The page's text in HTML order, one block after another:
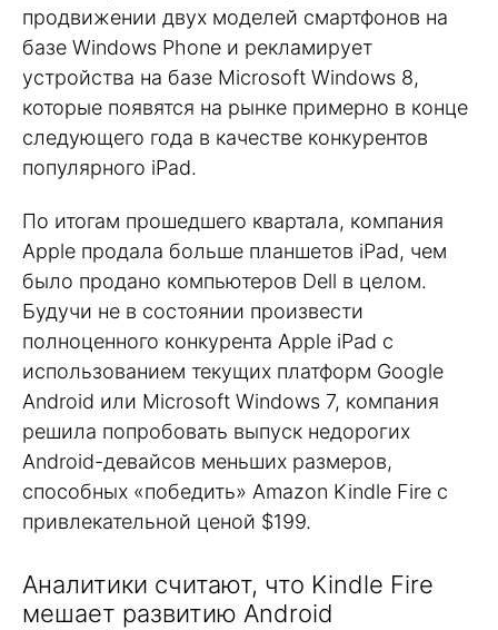
продвижении двух моделей смартфонов на
базе Windows Phone и рекламирует
устройства на базе Microsoft Windows 8,
которые появятся на рынке примерно в конце
следующего года в качестве конкурентов
популярного iPad.
По итогам прошедшего квартала, компания
Apple продала больше планшетов iPad, чем
было продано компьютеров Dell в целом.
Будучи не в состоянии произвести
полноценного конкурента Apple iPad с
использованием текущих платформ Google
Android или Microsoft Windows 7, компания
решила попробовать выпуск недорогих
Android-девайсов меньших размеров,
способных «победить» Amazon Kindle Fire с
привлекательной ценой $199.
Аналитики считают, что Kindle Fire
мешает развитию Android